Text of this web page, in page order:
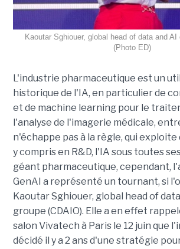
Kaoutar Sghiouer, global head of data and AI
(Photo ED)
L'industrie pharmaceutique est un
historique de l'IA, en particulier de
et de machine learning pour le
l'analyse de l'imagerie médicale,
n'échappe pas à la règle, qui exploite
y compris en R&D, l'IA sous toutes
géant pharmaceutique, cependant,
GenAI a représenté un tournant, si
Kaoutar Sghiouer, global head of
groupe (CDAIO). Elle a en effet
salon Vivatech à Paris le 12 juin que
décidé il y a 2 ans d'une stratégie